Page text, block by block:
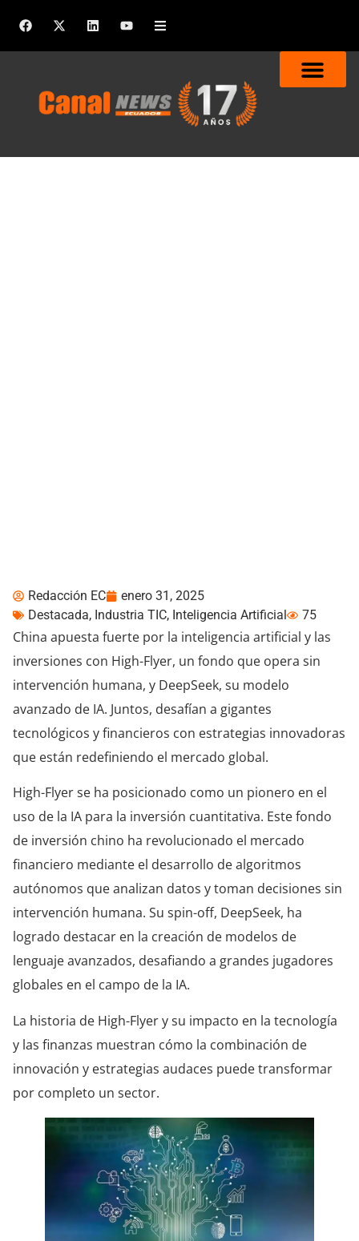
Redacción EC
enero 31, 2025
Destacada, Industria TIC, Inteligencia Artificial 75
China apuesta fuerte por la inteligencia artificial y las
inversiones con High-Flyer, un fondo que opera sin
intervención humana, y DeepSeek, su modelo
avanzado de IA. Juntos, desafían a gigantes
tecnológicos y financieros con estrategias innovadoras
que están redefiniendo el mercado global.
High-Flyer se ha posicionado como un pionero en el
uso de la IA para la inversión cuantitativa. Este fondo
de inversión chino ha revolucionado el mercado
financiero mediante el desarrollo de algoritmos
autónomos que analizan datos y toman decisiones sin
intervención humana. Su spin-off, DeepSeek, ha
logrado destacar en la creación de modelos de
lenguaje avanzados, desafiando a grandes jugadores
globales en el campo de la IA.
La historia de High-Flyer y su impacto en la tecnología
y las finanzas muestran cómo la combinación de
innovación y estrategias audaces puede transformar
por completo un sector.